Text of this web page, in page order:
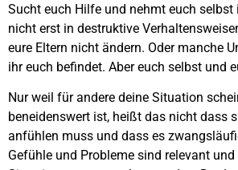
Sucht euch Hilfe und nehmt euch
nicht erst in destruktive
eure Eltern nicht ändern. Oder manche
ihr euch befindet. Aber euch selbst und
Nur weil für andere deine Situation
beneidenswert ist, heißt das nicht dass
anfühlen muss und dass es
Gefühle und Probleme sind relevant